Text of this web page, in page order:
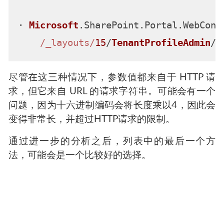
· Microsoft . SharePoint . Portal .
/_layouts/15/TenantProfileAdmin/
尽管在这三种情况下，参数值都来自于 HTTP 请
求，但它来自 URL 的请求字符串。可能会有一个
问题，因为十六进制编码会将长度乘以4，因此会
变得非常长，并超过HTTP请求的限制。
通过进一步的分析之后，列表中的最后一个方
法，可能会是一个比较好的选择。